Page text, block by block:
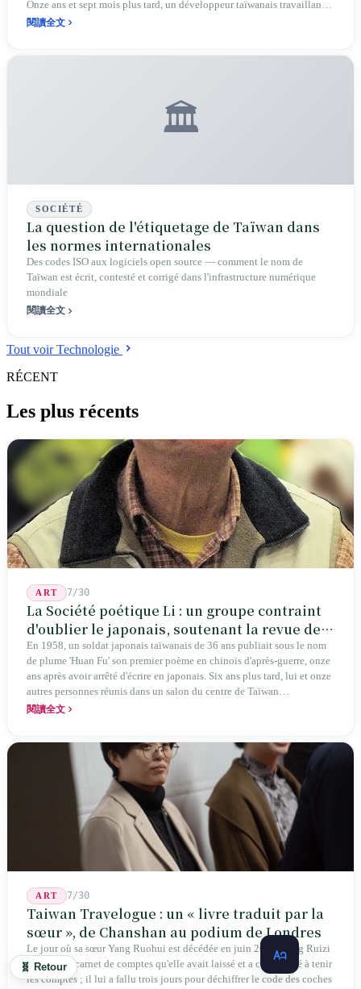
Onze ans et sept mois plus tard, un développeur taïwanais travaillant à
Tokyo a publié sur GitHub un dépôt nommé REVIT_MCP_study, qui
閱讀全文
🏛️
SOCIÉTÉ
La question de l'étiquetage de Taïwan dans
les normes internationales
Des codes ISO aux logiciels open source — comment le nom de
Taïwan est écrit, contesté et corrigé dans l'infrastructure numérique
mondiale
閱讀全文
Tout voir Technologie
RÉCENT
Les plus récents
ART 7/30
La Société poétique Li : un groupe contraint
d'oublier le japonais, soutenant la revue de
poésie chinoise la plus ancienne de Taïwan
En 1958, un soldat japonais taïwanais de 36 ans publiait sous le nom
de plume 'Huan Fu' son premier poème en chinois d'après-guerre, onze
ans après avoir arrêté d'écrire en japonais. Six ans plus tard, lui et onze
autres personnes réunis dans un salon du centre de Taïwan
transformaient cette expérience de mutisme générationnel en une
jusqu'aux manuels scolaires du collège.
閱讀全文
ART 7/30
Taiwan Travelogue : un « livre traduit par la
sœur », de Chanshan au podium de Londres
Le jour où sa sœur Yang Ruohui est décédée en juin 2015, Yang Ruizi
a ouvert le carnet de comptes qu'elle avait laissé et a commencé à tenir
les comptes ; il lui a fallu trois jours pour déchiffrer le code des coches
🧬 Retour